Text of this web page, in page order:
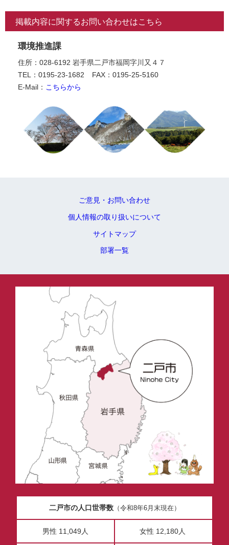
掲載内容に関するお問い合わせはこちら
環境推進課
住所：028-6192 岩手県二戸市福岡字川又４７
TEL：0195-23-1682
FAX：0195-25-5160
E-Mail： こちらから
ご意見・お問い合わせ
個人情報の取り扱いについて
サイトマップ
部署一覧
二戸市の人口世帯数（令和8年6月末現在）
男性 11,049人 女性 12,180人